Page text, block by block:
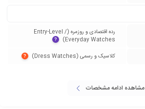
رده اقتصادی و روزمره (Entry-Level /
Everyday Watches)‏
?
کلاسیک و رسمی (Dress Watches)‏ ?
مشاهده ادامه مشخصات